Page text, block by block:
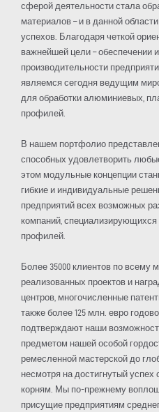
сферой деятельности стала
материалов – и в данной
успехов. Благодаря четкой
важнейшей цели – обеспечении
производительности
являемся сегодня ведущим
для обработки алюминиевых,
профилей.
В нашем портфолио
способных удовлетворить
этом модульные концепции
гибкие и индивидуальные
предприятий всех возможных
компаний,
профилей.
Более 35000 клиентов по всему
реализованных проектов и
центров, многочисленные
также более 125 млн. евро
подтверждают наши
предметом нашей особой
ремесленной мастерской до
несмотря на достигнутый успех
корням. Мы по-прежнему
присущие предприятиям